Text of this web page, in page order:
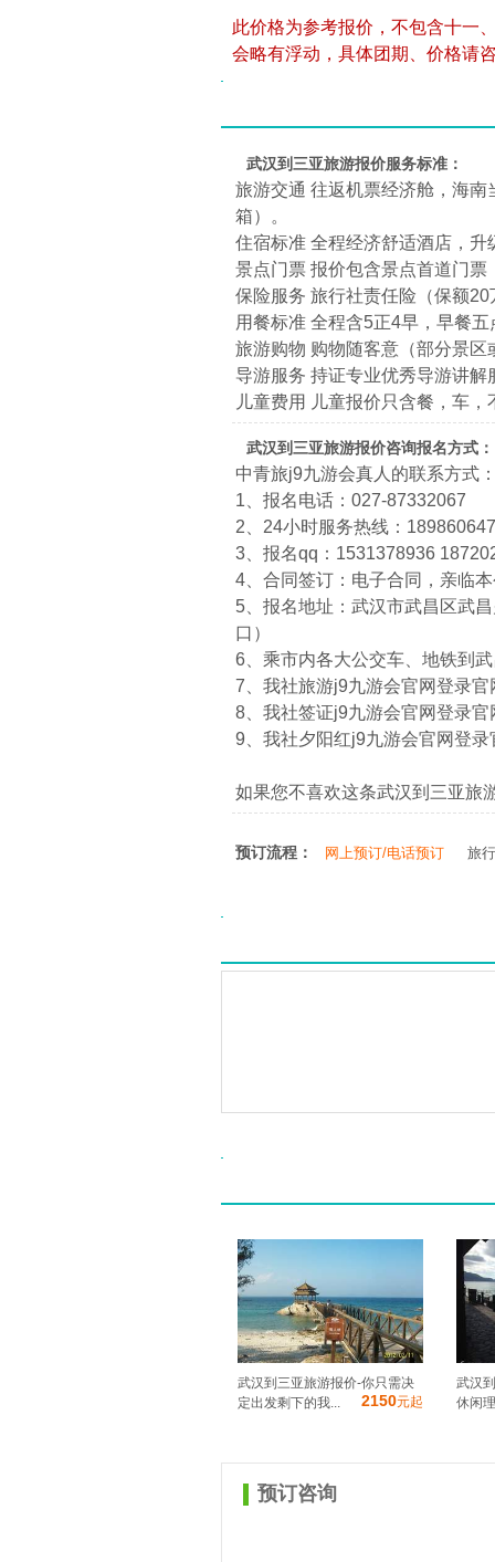
此价格为参考报价，不包含十一
会略有浮动，具体团期、价格请
武汉到三亚旅游报价服务标准：
旅游交通 往返机票经济舱，海
箱）。
住宿标准 全程经济舒适酒店，
景点门票 报价包含景点首道门
保险服务 旅行社责任险（保额20
用餐标准 全程含5正4早，早餐
旅游购物 购物随客意（部分景
导游服务 持证专业优秀导游讲解
儿童费用 儿童报价只含餐，车
武汉到三亚旅游报价咨询报名方式：
中青旅j9九游会真人的联系方式
1、报名电话：027-87332067
2、24小时服务热线：
3、报名qq：1531378936
4、合同签订：电子合同，亲临
5、报名地址：武汉市武昌区武
口）
6、乘市内各大公交车、地铁到
7、我社旅游j9九游会官网登录
8、我社签证j9九游会官网登录
9、我社夕阳红j9九游会官网登
如果您不喜欢这条武汉到三亚旅
预订流程： 网上预订/电话预订 旅
武汉到三亚旅游报价-你只需决
定出发剩下的我...
2150元起
武汉
休闲
预订咨询